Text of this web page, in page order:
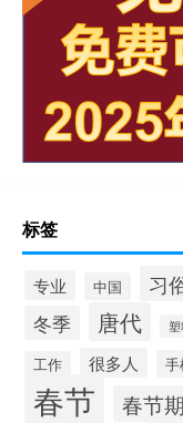
标签
专业 中国 习
冬季 唐代
工作 很多人
春节 春节